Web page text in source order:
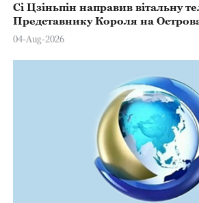
Сі Цзіньпін направив вітальну
Представнику Короля на
Марстерсу з нагоди Дня
04-Aug-2026